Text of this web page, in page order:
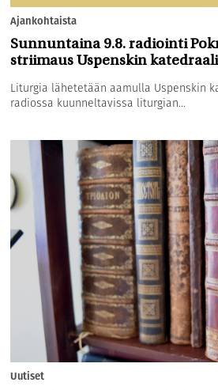
Ajankohtaista
Sunnuntaina 9.8. radiointi
striimaus Uspenskin
Liturgia lähetetään aamulla Uspenskin
radiossa kuunneltavissa liturgian...
Uutiset